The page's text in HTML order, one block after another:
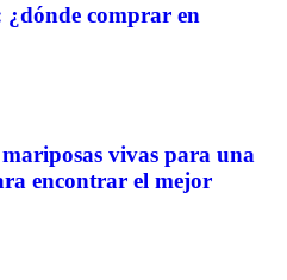
¿dónde comprar en
vivas para una
encontrar el mejor